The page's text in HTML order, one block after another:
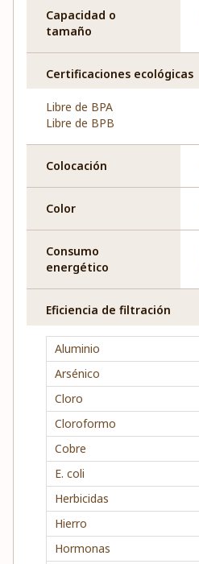
Capacidad o
tamaño
Certificaciones ecológicas
Libre de BPA
Libre de BPB
Colocación
Color
Consumo
energético
Eficiencia de filtración
Aluminio
Arsénico
Cloro
Cloroformo
Cobre
E. coli
Herbicidas
Hierro
Hormonas